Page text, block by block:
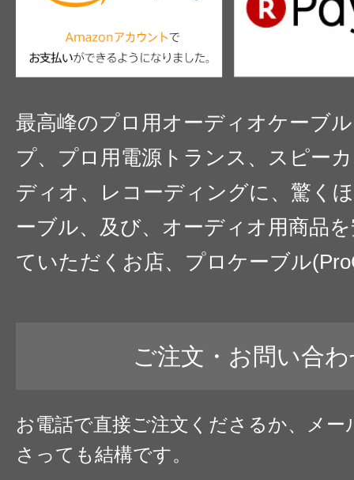
最高峰のプロ用オーディオケーブ
プ、プロ用電源トランス、スピー
ディオ、レコーディングに、驚く
ーブル、及び、オーディオ用商品
ていただくお店、プロケーブル
ご注文・お問い合
お電話で直接ご注文くださるか、メー
さっても結構です。